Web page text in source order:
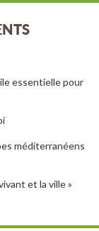
essentielle pour
méditerranéens
et la ville »